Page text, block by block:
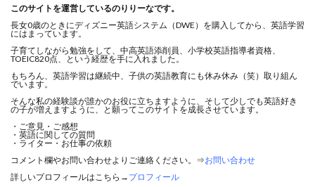
このサイトを運営しているのりりーなです。
長女0歳のときにディズニー英語システム（DWE）を購入してから、英語学習
にはまっています。
子育てしながら勉強をして、中高英語添削員、小学校英語指導者資格、
TOEIC820点、という経歴を手に入れました。
もちろん、英語学習は継続中、子供の英語教育にも休み休み（笑）取り組ん
でいます。
そんな私の経験談が誰かのお役に立ちますように、そして少しでも英語好き
の子が増えますように、と願ってこのサイトを成長させています。
・ご意見・ご感想
・英語に関しての質問
・ライター・お仕事の依頼
コメント欄やお問い合わせよりご連絡ください。⇒お問い合わせ
詳しいプロフィールはこちら→ プロフィール